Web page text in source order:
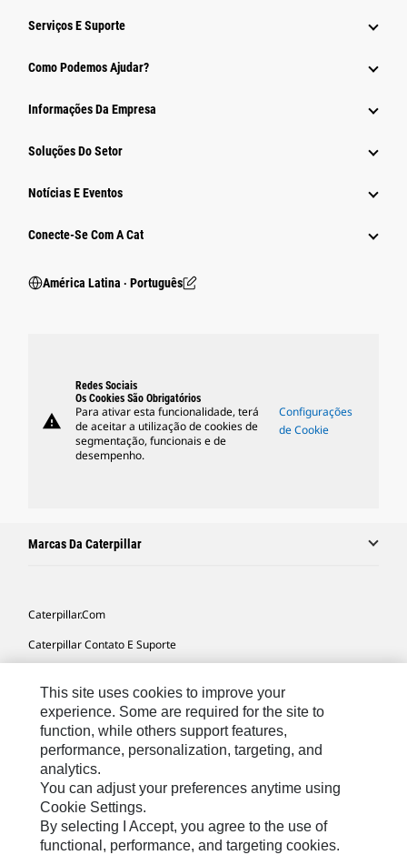
Serviços E Suporte
Como Podemos Ajudar?
Informações Da Empresa
Soluções Do Setor
Notícias E Eventos
Conecte-Se Com A Cat
América Latina ‧ Português
warning
Redes Sociais
Os Cookies São Obrigatórios
Para ativar esta funcionalidade, terá
de aceitar a utilização de cookies de
segmentação, funcionais e de
desempenho.
Configurações
de Cookie
Marcas Da Caterpillar
Caterpillar.com
Caterpillar Contato E Suporte
Mapa Do Local
Cookie Settings
Legal
Privacidade
This site uses cookies to improve your
experience. Some are required for the site to
function, while others support features,
performance, personalization, targeting, and
analytics.
You can adjust your preferences anytime using
Cookie Settings.
By selecting I Accept, you agree to the use of
functional, performance, and targeting cookies.